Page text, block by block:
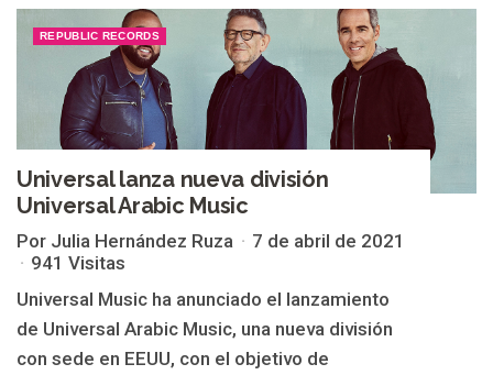
REPUBLIC RECORDS
Universal lanza nueva división
Universal Arabic Music
Por Julia Hernández Ruza
7 de abril de 2021
941 Visitas
Universal Music ha anunciado el lanzamiento
de Universal Arabic Music, una nueva división
con sede en EEUU, con el objetivo de